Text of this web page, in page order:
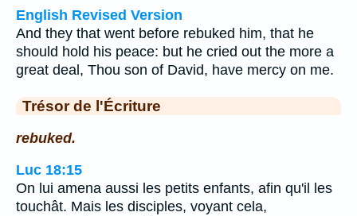
English Revised Version
And they that went before rebuked him, that he
should hold his peace: but he cried out the more a
great deal, Thou son of David, have mercy on me.
Trésor de l'Écriture
rebuked.
Luc 18:15
On lui amena aussi les petits enfants, afin qu'il les
touchât. Mais les disciples, voyant cela,